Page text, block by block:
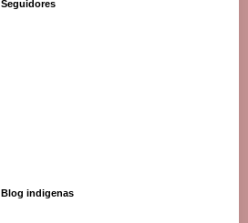
Seguidores
Blog indigenas